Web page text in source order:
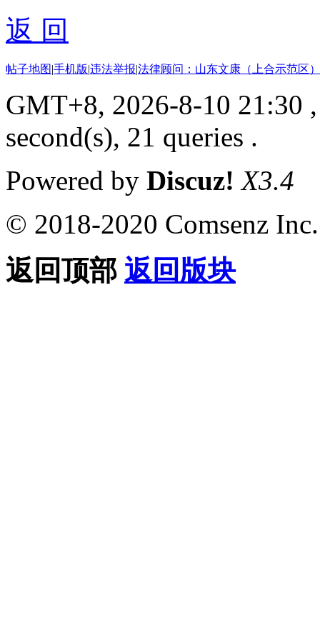
返 回
帖子地图|手机版|违法举报|法律顾问：山东文康（上合示范区
GMT+8, 2026-8-10 21:30
second(s), 21 queries .
Powered by Discuz! X3.4
© 2018-2020 Comsenz Inc.
返回顶部 返回版块